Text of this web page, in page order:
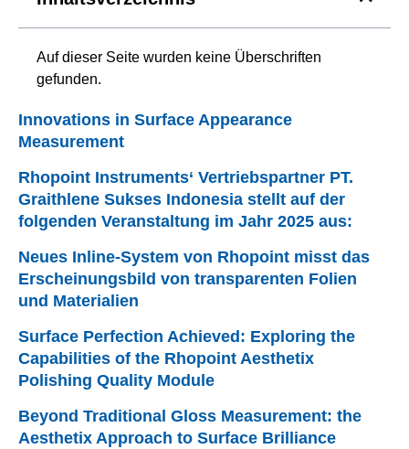
Auf dieser Seite wurden keine Überschriften
gefunden.
Innovations in Surface Appearance
Measurement
Rhopoint Instruments‘ Vertriebspartner PT.
Graithlene Sukses Indonesia stellt auf der
folgenden Veranstaltung im Jahr 2025 aus:
Neues Inline-System von Rhopoint misst das
Erscheinungsbild von transparenten Folien
und Materialien
Surface Perfection Achieved: Exploring the
Capabilities of the Rhopoint Aesthetix
Polishing Quality Module
Beyond Traditional Gloss Measurement: the
Aesthetix Approach to Surface Brilliance